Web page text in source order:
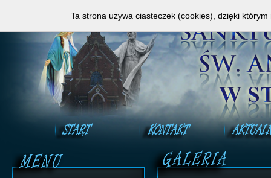
Ta strona używa ciasteczek (cookies), dzięki